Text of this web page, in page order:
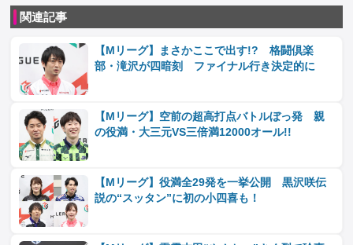
関連記事
【Mリーグ】まさかここで出す!? 格闘倶楽
部・滝沢が四暗刻 ファイナル行き決定的に
【Mリーグ】空前の超高打点バトルぼっ発 親
の役満・大三元VS三倍満12000オール!!
【Mリーグ】役満全29発を一挙公開 黒沢咲伝
説の“スッタン”に初の小四喜も！